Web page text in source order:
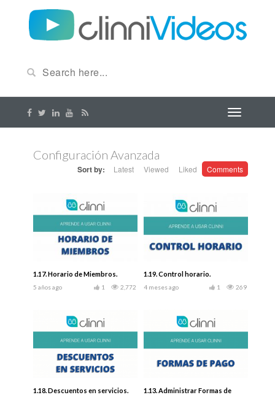
Configuración Avanzada
Sort by: Latest Viewed Liked Comments
1.17. Horario de Miembros.
5 años ago 2,772
1
1.19. Control horario.
4 meses ago 269
1
1.18. Descuentos en servicios.
1.13. Administrar Formas de